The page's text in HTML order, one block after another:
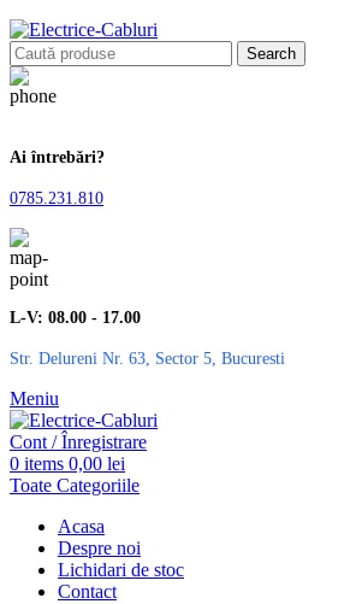
Search
Ai întrebări?
0785.231.810
L-V: 08.00 - 17.00
Str. Delureni Nr. 63, Sector 5, Bucuresti
Meniu
Cont / Înregistrare
0 items 0,00 lei
Toate Categoriile
Acasa
Despre noi
Lichidari de stoc
Contact